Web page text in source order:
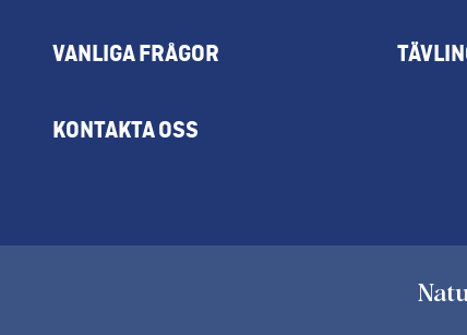
VANLIGA FRÅGOR
KONTAKTA OSS